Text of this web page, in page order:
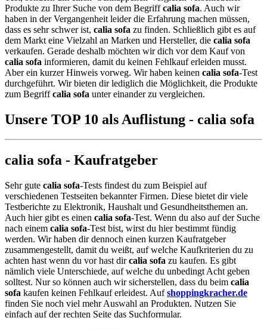
Produkte zu Ihrer Suche von dem Begriffcalia sofa. Auch wir
haben in der Vergangenheit leider die Erfahrung machen müssen,
dass es sehr schwer ist, calia sofa zu finden. Schließlich gibt es auf
dem Markt eine Vielzahl an Marken und Hersteller, die calia sofa
verkaufen. Gerade deshalb möchten wir dich vor dem Kauf von
calia sofa informieren, damit du keinen Fehlkauf erleiden musst.
Aber ein kurzer Hinweis vorweg. Wir haben keinen calia sofa-Test
durchgeführt. Wir bieten dir lediglich die Möglichkeit, die Produkte
zum Begriffcalia sofa unter einander zu vergleichen.
Unsere TOP 10 als Auflistung - calia sofa
calia sofa - Kaufratgeber
Sehr gute calia sofa-Tests findest du zum Beispiel auf
verschiedenen Testseiten bekannter Firmen. Diese bietet dir viele
Testberichte zu Elektronik, Haushalt und Gesundheitsthemen an.
Auch hier gibt es einen calia sofa-Test. Wenn du also auf der Suche
nach einem calia sofa-Test bist, wirst du hier bestimmt fündig
werden. Wir haben dir dennoch einen kurzen Kaufratgeber
zusammengestellt, damit du weißt, auf welche Kaufkriterien du zu
achten hast wenn du vor hast dircalia sofa zu kaufen. Es gibt
nämlich viele Unterschiede, auf welche du unbedingt Acht geben
solltest. Nur so können auch wir sicherstellen, dass du beim calia
sofa kaufen keinen Fehlkauf erleidest. Aufshoppingkracher.de
finden Sie noch viel mehr Auswahl an Produkten. Nutzen Sie
einfach auf der rechten Seite das Suchformular.